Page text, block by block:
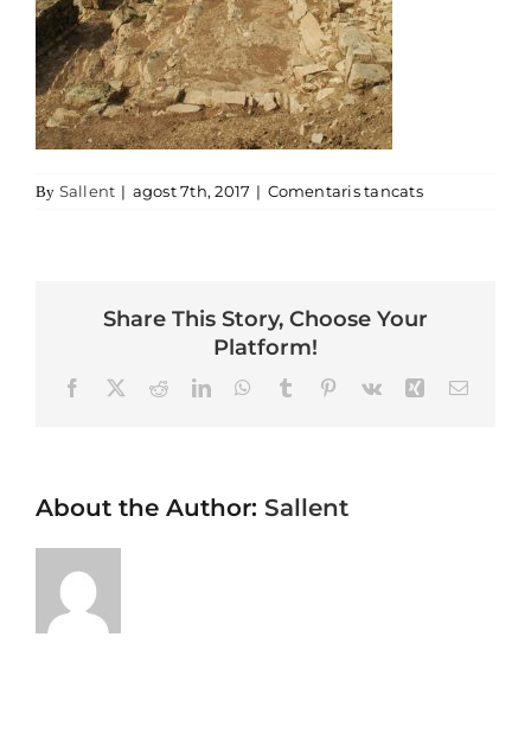
By Sallent | agost 7th, 2017 | Comentaris tancatsa Cogulló
Share This Story, Choose Your
Platform!
FacebookRedditLinkedInWhatsApp
TumblrPinterest
Vk XingEmail
About the Author: Sallent